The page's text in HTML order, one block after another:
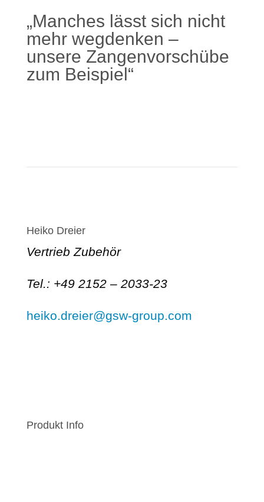
„Manches lässt sich nicht
mehr wegdenken –
unsere Zangenvorschübe
zum Beispiel“
Heiko Dreier
Vertrieb Zubehör
Tel.: +49 2152 – 2033-23
heiko.dreier@gsw-group.com
Produkt Info